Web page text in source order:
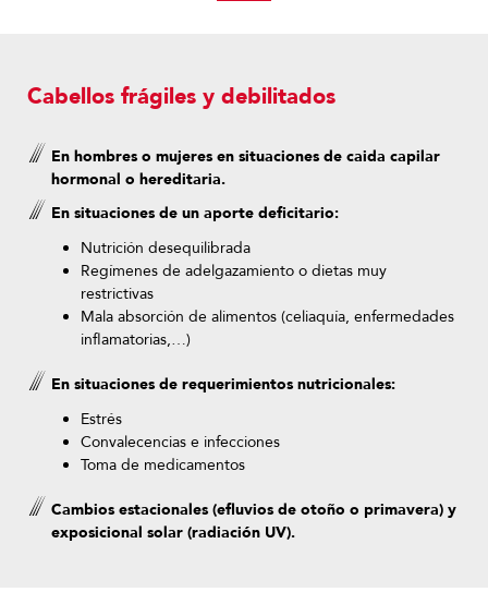
Cabellos frágiles y debilitados
En hombres o mujeres en situaciones de caida capilar
hormonal o hereditaria.
En situaciones de un aporte deficitario:
Nutrición desequilibrada
Regímenes de adelgazamiento o dietas muy
restrictivas
Mala absorción de alimentos (celiaquía, enfermedades
inflamatorias,…)
En situaciones de requerimientos nutricionales:
Estrés
Convalecencias e infecciones
Toma de medicamentos
Cambios estacionales (efluvios de otoño o primavera) y
exposicional solar (radiación UV).